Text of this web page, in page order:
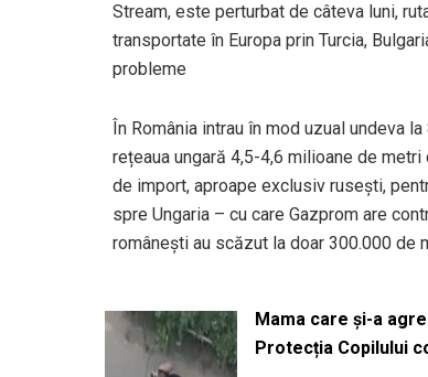
Stream, este perturbat de câteva luni,
transportate în Europa prin Turcia,
probleme
În România intrau în mod uzual undeva
rețeaua ungară 4,5-4,6 milioane de
de import, aproape exclusiv rusești,
spre Ungaria – cu care Gazprom are
românești au scăzut la doar 300.000 de
Mama care și-a
Protecția Copilului